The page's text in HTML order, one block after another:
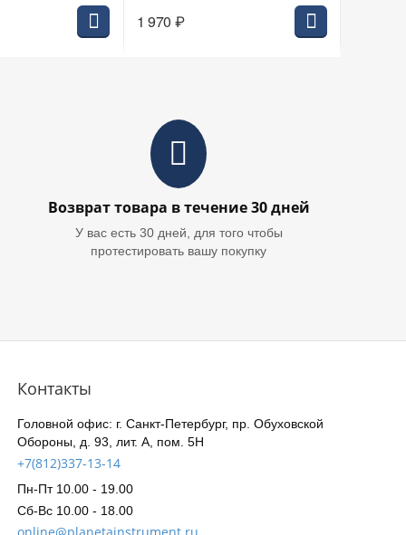
1 970 ₽
Возврат товара в течение 30 дней
У вас есть 30 дней, для того чтобы
протестировать вашу покупку
Контакты
Головной офис: г. Санкт-Петербург, пр. Обуховской
Обороны, д. 93, лит. А, пом. 5Н
+7(812)337-13-14
Пн-Пт 10.00 - 19.00
Сб-Вс 10.00 - 18.00